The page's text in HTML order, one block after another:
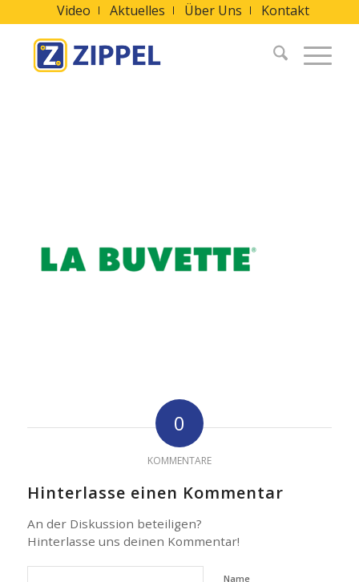
Video Aktuelles Über Uns Kontakt
0
KOMMENTARE
Hinterlasse einen Kommentar
An der Diskussion beteiligen?
Hinterlasse uns deinen Kommentar!
Name